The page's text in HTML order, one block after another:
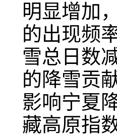
明显增加
的出现频
雪总日数
的降雪贡
影响宁夏
藏高原指